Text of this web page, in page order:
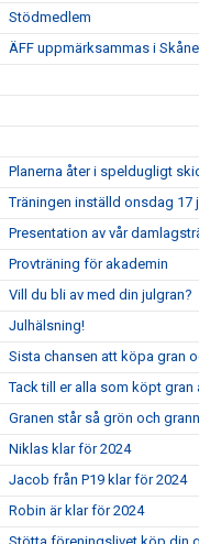
Stödmedlem
ÄFF uppmärksammas i
Planerna åter i speldugligt
Träningen inställd onsdag 17
Presentation av vår
Provträning för akademin
Vill du bli av med din julgran?
Julhälsning!
Sista chansen att köpa gran
Tack till er alla som köpt gran
Granen står så grön och
Niklas klar för 2024
Jacob från P19 klar för 2024
Robin är klar för 2024